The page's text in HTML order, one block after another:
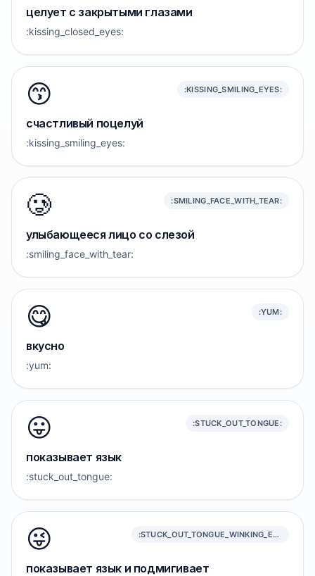
целует с закрытыми глазами
:kissing_closed_eyes:
😙 :KISSING_SMILING_EYES:
счастливый поцелуй
:kissing_smiling_eyes:
🥲 :SMILING_FACE_WITH_TEAR:
улыбающееся лицо со слезой
:smiling_face_with_tear:
😋 :YUM:
вкусно
:yum:
😛 :STUCK_OUT_TONGUE:
показывает язык
:stuck_out_tongue:
😜 :STUCK_OUT_TONGUE_WINKING_EYE:
показывает язык и подмигивает